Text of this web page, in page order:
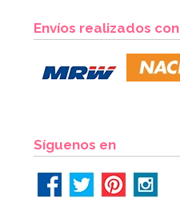
Envíos realizados con
Síguenos en